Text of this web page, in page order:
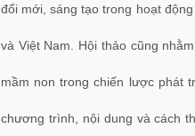
đổi mới, sáng tạo trong hoạt
và Việt Nam. Hội thảo cũng
mầm non trong chiến lược phát
chương trình, nội dung và cách